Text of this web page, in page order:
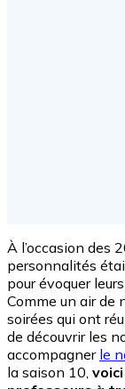
À l’occasion des
personnalités
pour évoquer
Comme un air de
soirées qui ont
de découvrir les
accompagner le
la saison 10,